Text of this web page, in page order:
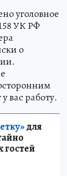
уголовное
УК РФ
о
вас работу.
для
гостей